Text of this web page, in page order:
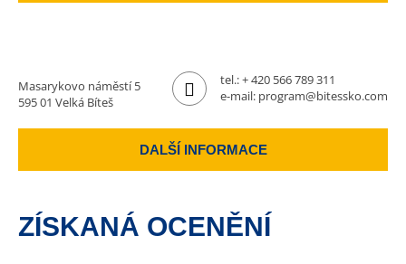
Masarykovo náměstí 5
595 01 Velká Bíteš
tel.:+ 420 566 789 311
e-mail: program@bitessko.com
DALŠÍ INFORMACE
ZÍSKANÁ OCENĚNÍ